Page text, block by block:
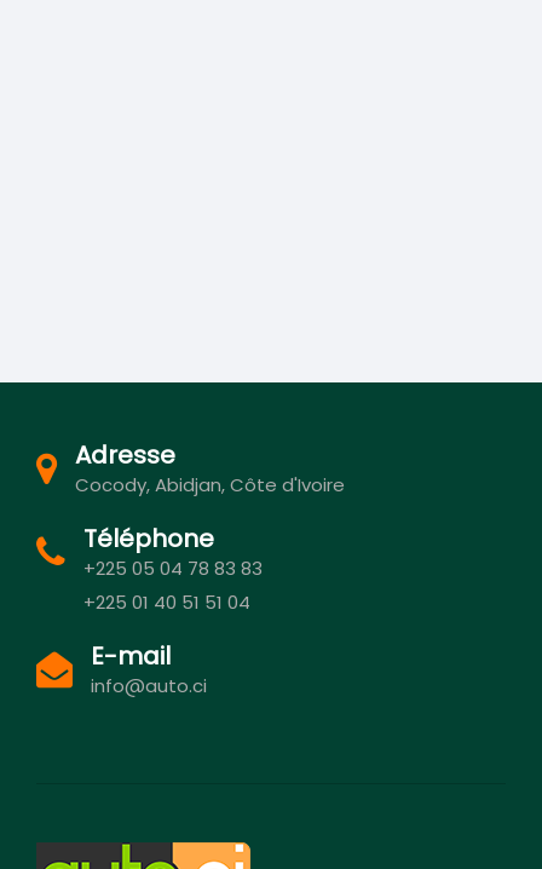
Adresse
Cocody, Abidjan, Côte d'Ivoire
Téléphone
+225 05 04 78 83 83
+225 01 40 51 51 04
E-mail
info@auto.ci